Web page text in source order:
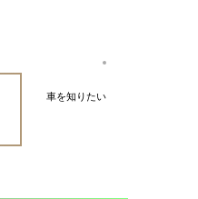
車を知りたい